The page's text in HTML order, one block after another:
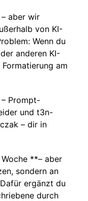
aber wir
von KI-
Wenn du
anderen KI-
am
Prompt-
und t3n-
– dir in
**– aber
sondern an
ergänzt du
durch